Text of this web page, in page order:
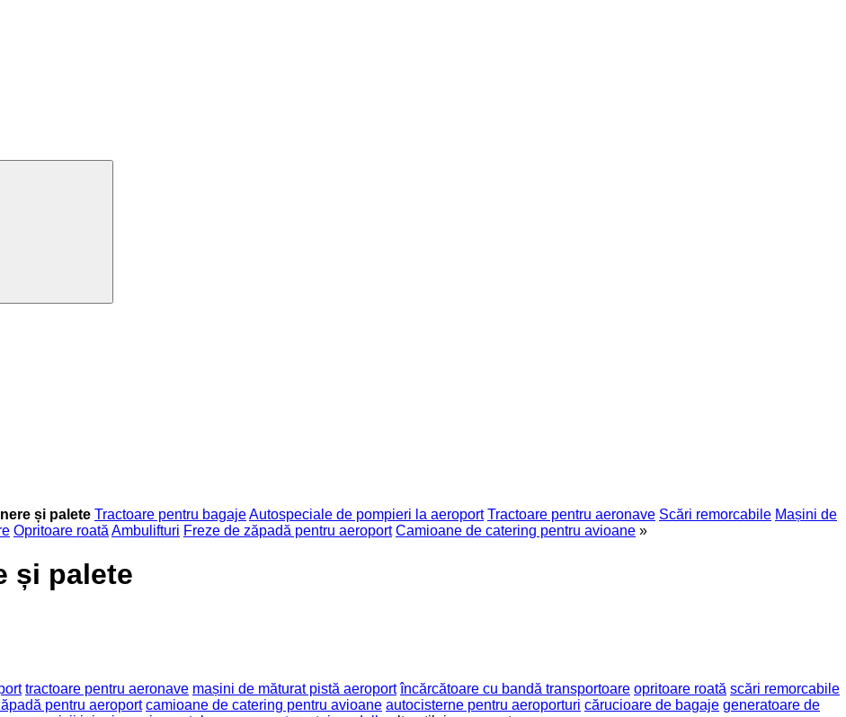
și palete Tractoare pentru bagajeAutospeciale de pompieri la aeroport Tractoare pentru aeronave Scări remorcabile Mașini de
Opritoare roată Ambulifturi Freze de zăpadă pentru aeroport Camioane de catering pentru avioane »
și palete
tractoare pentru aeronave mașini de măturat pistă aeroport încărcătoare cu bandă transportoare opritoare roată scări remorcabile
pentru aeroport camioane de catering pentru avioane autocisterne pentru aeroporturi cărucioare de bagaje generatoare de